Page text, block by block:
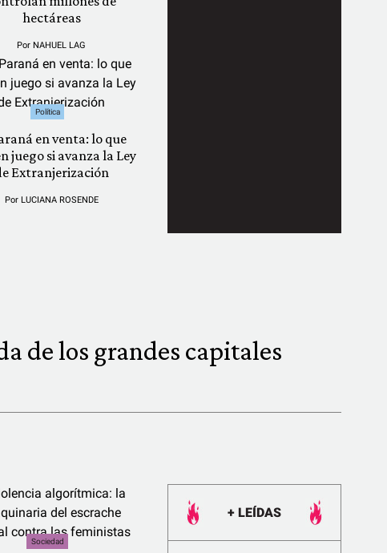
hectáreas
Por NAHUEL LAG
Política
en venta: lo que
juego si avanza la Ley
Extranjerización
Por LUCIANA ROSENDE
de los grandes capitales
Sociedad
+ LEÍDAS